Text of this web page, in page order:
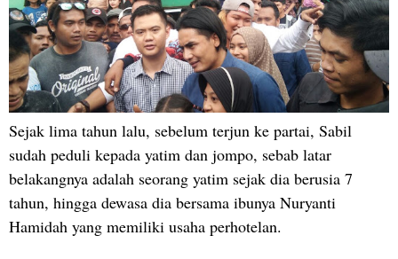
Sejak lima tahun lalu, sebelum terjun ke partai, Sabil
sudah peduli kepada yatim dan jompo, sebab latar
belakangnya adalah seorang yatim sejak dia berusia 7
tahun, hingga dewasa dia bersama ibunya Nuryanti
Hamidah yang memiliki usaha perhotelan.